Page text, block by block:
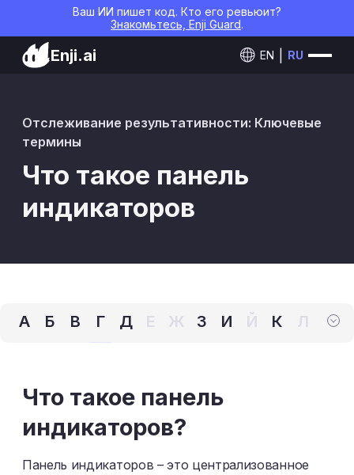
Ваш ИИ пишет код. Кто его ревьюит?
Знакомьтесь, Enji Guard.
Enji.ai EN RU
Отслеживание результативности: Ключевые
термины
Что такое панель
индикаторов
А Б В Г Д Е Ж З И Й К
Л
Что такое панель
индикаторов?
Панель индикаторов – это централизованное